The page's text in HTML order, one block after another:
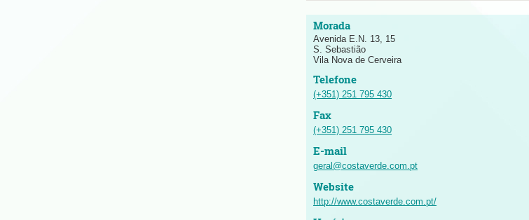
Avenida E.N. 13, 15
S. Sebastião
Vila Nova de Cerveira
(+351) 251 795 430
(+351) 251 795 430
geral@costaverde.com.pt
http://www.costaverde.com.pt/